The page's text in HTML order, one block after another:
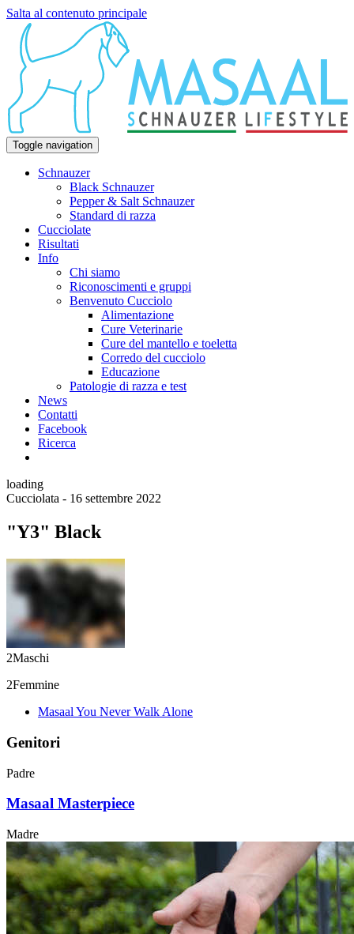
Salta al contenuto principale
Toggle navigation
Schnauzer
Black Schnauzer
Pepper & Salt Schnauzer
Standard di razza
Cucciolate
Risultati
Info
Chi siamo
Riconoscimenti e gruppi
Benvenuto Cucciolo
Alimentazione
Cure Veterinarie
Cure del mantello e toeletta
Corredo del cucciolo
Educazione
Patologie di razza e test
News
Contatti
Facebook
Ricerca
loading
Cucciolata - 16 settembre 2022
"Y3" Black
2Maschi
2Femmine
Masaal You Never Walk Alone
Genitori
Padre
Masaal Masterpiece
Madre